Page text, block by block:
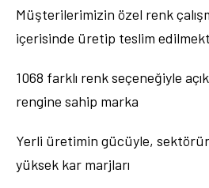
Müşterilerimizin özel renk
içerisinde üretip teslim
1068 farklı renk seçeneğiyle
rengine sahip marka
Yerli üretimin gücüyle,
yüksek kar marjları